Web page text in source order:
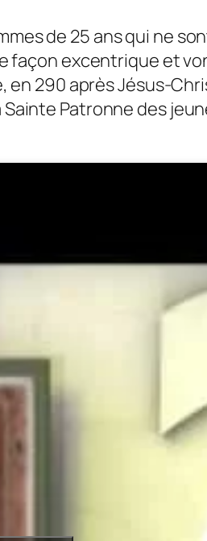
de 25 ans qui ne
façon excentrique et
290 après Jésus-
Patronne des